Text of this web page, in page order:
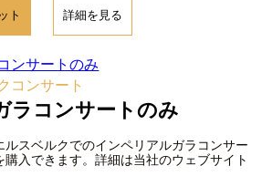
ト 詳細を見る
コンサート
ラコンサートのみ
スベルクでのインペリアルガラコンサー
購入できます。詳細は当社のウェブサイト